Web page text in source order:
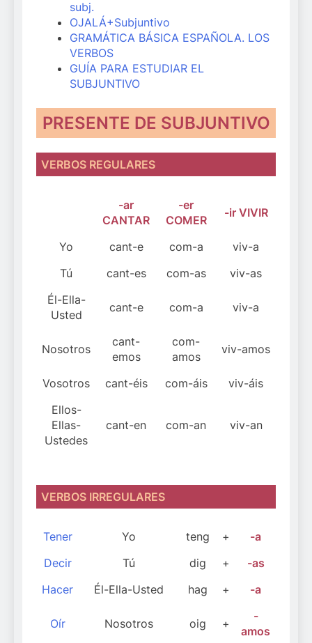
subj.
OJALÁ+Subjuntivo
GRAMÁTICA BÁSICA ESPAÑOLA. LOS
VERBOS
GUÍA PARA ESTUDIAR EL
SUBJUNTIVO
PRESENTE DE SUBJUNTIVO
VERBOS REGULARES
-ar
CANTAR
-er
COMER
-ir VIVIR
Yo cant-e com-a
viv-a
Tú
cant-es com-as
viv-as
Él-Ella-
Usted
cant-e com-a viv-a
Nosotros
cant-
emos
com-
amos
viv-amos
Vosotros cant-éis com-áis
viv-áis
Ellos-
Ellas-
Ustedes
cant-en com-an viv-an
VERBOS IRREGULARES
Tener Yo teng +
-a
Decir
Tú dig +
-as
Hacer
Él-Ella-Usted hag + -a
Oír Nosotros oig +
-
amos